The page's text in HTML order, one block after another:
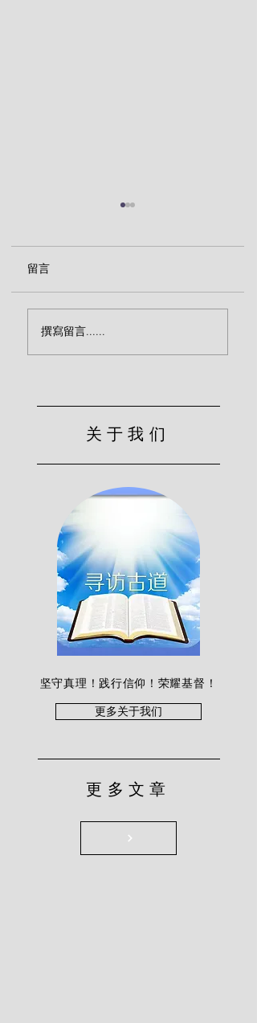
娄）
留言
撰寫留言......
关于我们
坚守真理！践行信仰！荣耀基督！
更多关于我们
更多文章